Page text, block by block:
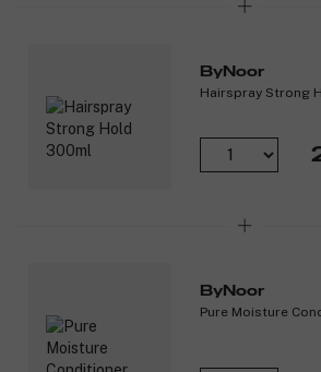
ByNoor
Hairspray Strong
ByNoor
Pure Moisture